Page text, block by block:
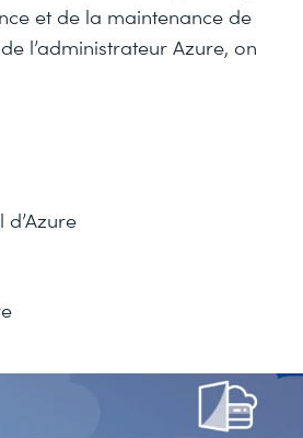
et de la maintenance de
l’administrateur Azure, on